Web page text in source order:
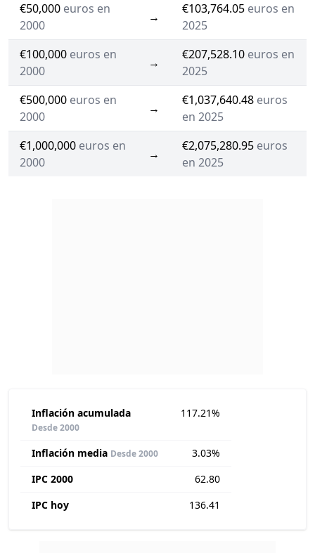
€50,000 euros en
2000
→
€103,764.05 euros en
2025
€100,000 euros en
2000
→
€207,528.10 euros en
2025
€500,000 euros en
2000
→
€1,037,640.48 euros
en 2025
€1,000,000 euros en
2000
→
€2,075,280.95 euros
en 2025
Inflación acumulada
Desde 2000
117.21%
Inflación media Desde 2000
3.03%
IPC 2000
62.80
IPC hoy
136.41